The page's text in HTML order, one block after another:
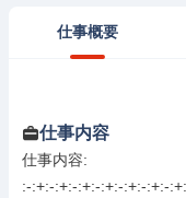
仕事概要
仕事内容
仕事内容:
:-:+:-:+:-:+:-:+:-:+:-:+:-